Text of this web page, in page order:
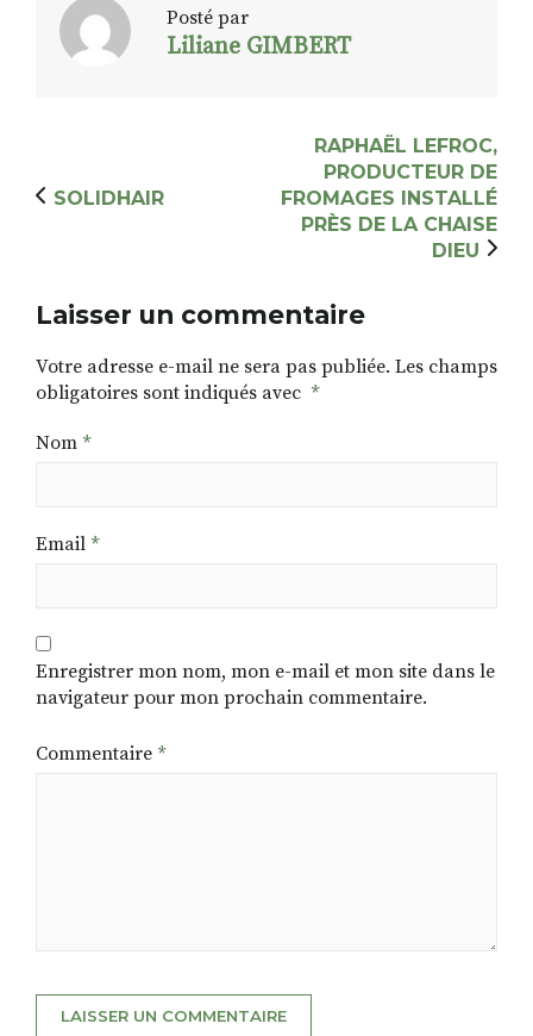
Posté par
Liliane GIMBERT
SOLIDHAIR
RAPHAËL LEFROC,
PRODUCTEUR DE
FROMAGES INSTALLÉ
PRÈS DE LA CHAISE
DIEU
Laisser un commentaire
Votre adresse e-mail ne sera pas publiée. Les champs
obligatoires sont indiqués avec *
Nom *
Email *
Enregistrer mon nom, mon e-mail et mon site dans le
navigateur pour mon prochain commentaire.
Commentaire *